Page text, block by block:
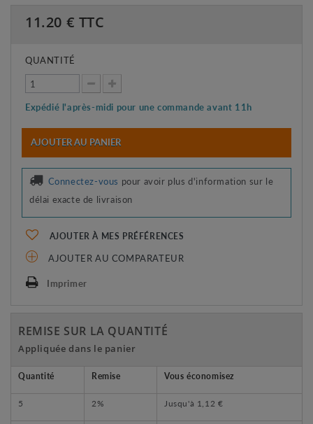
11.20 € TTC
QUANTITÉ
Expédié l'après-midi pour une commande avant 11h
AJOUTER AU PANIER
Connectez-vous pour avoir plus d'information sur le
délai exacte de livraison
AJOUTER À MES PRÉFÉRENCES
AJOUTER AU COMPARATEUR
Imprimer
REMISE SUR LA QUANTITÉ
Appliquée dans le panier
Quantité Remise Vous économisez
5 2% Jusqu'à 1,12 €